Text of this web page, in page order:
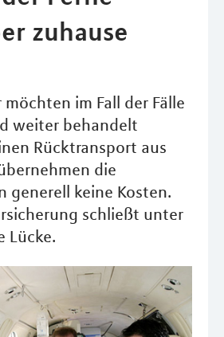
zuhause
im Fall der Fälle
weiter behandelt
Rücktransport aus
die
generell keine Kosten.
schließt unter
Lücke.